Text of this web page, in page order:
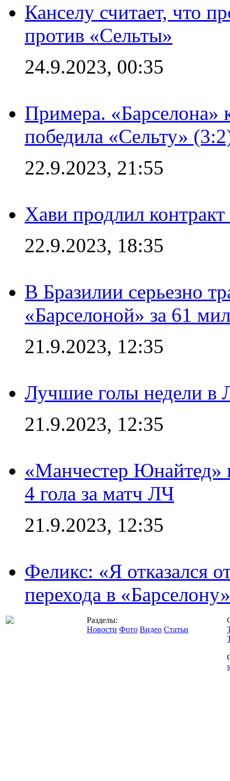
Канселу считает, что
против «Сельты»
24.9.2023, 00:35
Примера. «Барселона»
победила «Сельту»
22.9.2023, 21:55
Хави продлил
22.9.2023, 18:35
В Бразилии серьезно
«Барселоной» за 61
21.9.2023, 12:35
Лучшие голы недели в
21.9.2023, 12:35
«Манчестер Юнайтед»
4 гола за матч ЛЧ
21.9.2023, 12:35
Феликс: «Я отказался
перехода в «Барселону»
Разделы:
Новости Фото Видео Статьи